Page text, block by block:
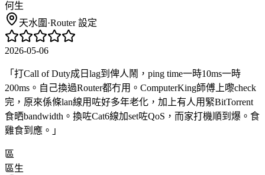
何生
天水圍 ·Router 設定
2026-05-06
「 打Call of Duty成日lag到俾人鬧，ping time一時10ms一時
200ms。自己換過Router都冇用。ComputerKing師傅上嚟check
完，原來係條lan線用咗好多年老化，加上有人用緊BitTorrent
食晒bandwidth。換咗Cat6線加set咗QoS，而家打機順到爆。食
雞食到應。 」
區
區生